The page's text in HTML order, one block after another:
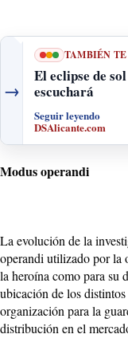
→
TAMBIÉN
El eclipse de
escuchará
Seguir leyendo
DSAlicante.com
Modus operandi
La evolución de la
operandi utilizado por la
la heroína como para su
ubicación de los
organización para la
distribución en el